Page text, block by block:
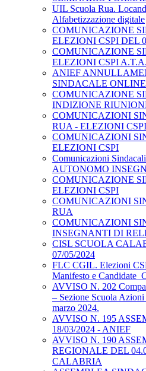
UIL Scuola Rua.
Alfabetizzazione digitale
COMUNICAZIONE
ELEZIONI CSPI DEL
COMUNICAZIONE
ELEZIONI CSPI A.T.A.
ANIEF
SINDACALE ONLINE
COMUNICAZIONE
INDIZIONE
COMUNICAZIONI
RUA - ELEZIONI CSPI
COMUNICAZIONI
ELEZIONI CSPI
Comunicazioni
AUTONOMO
COMUNICAZIONE
ELEZIONI CSPI
COMUNICAZIONI
RUA
COMUNICAZIONI
INSEGNANTI DI
CISL SCUOLA
07/05/2024
FLC CGIL. Elezioni
Manifesto e
AVVISO N. 202
– Sezione Scuola
marzo 2024.
AVVISO N. 195
18/03/2024 - ANIEF
AVVISO N. 190
REGIONALE DEL
CALABRIA